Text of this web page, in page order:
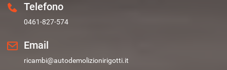
Telefono
0461-827-574
Email
ricambi@autodemolizionirigotti.it